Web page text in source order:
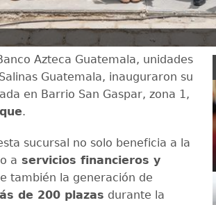
Azteca Guatemala, unidades
Guatemala, inauguraron su
en Barrio San Gaspar, zona 1,
.
sucursal no solo beneficia a la
a servicios financieros y
también la generación de
de 200 plazas durante la